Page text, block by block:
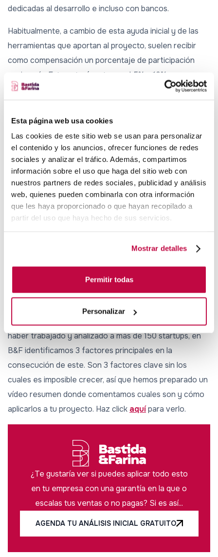
Esta página web usa cookies
Las cookies de este sitio web se usan para personalizar
el contenido y los anuncios, ofrecer funciones de redes
sociales y analizar el tráfico. Además, compartimos
información sobre el uso que haga del sitio web con
nuestros partners de redes sociales, publicidad y análisis
web, quienes pueden combinarla con otra información
que les haya proporcionado o que hayan recopilado a
partir del uso que haya hecho de sus servicios.
Mostrar detalles
Permitir todas
Personalizar
dedicadas al desarrollo e incluso con bancos.
Habitualmente, a cambio de esta ayuda inicial y de las
herramientas que aportan al proyecto, suelen recibir
como compensación un porcentaje de participación
accionaría. Este estará en torno al 5% y 10%,
dependiendo del tiempo que le hayan dedicado a la
Es decir, en ese sentido, las incubadoras de startup
obtienen beneficios cuando el proyecto al que
apoyan logra generarlos. Es por ello que se presentan
como una gran opción para las fases iniciales de un
proyecto. En ellas, desplegarán todos sus
conocimientos y herramientas con el fin de que la idea
de la startup triunfe.
Aunque las incubadoras aportan en gran manera en el
crecimiento inicial de una startup, el principal motivo del
crecimiento siempre se mantendrá en los fundadores y
haber trabajado y analizado a más de 150 startups, en
B&F identificamos 3 factores principales en la
consecución de este. Son 3 factores clave sin los
cuales es imposible crecer, así que hemos preparado un
vídeo resumen donde comentamos cuales son y cómo
aplicarlos a tu proyecto. Haz click aquípara verlo.
¿Te gustaría ver si puedes aplicar todo esto
en tu empresa con una garantía en la que o
escalas tus ventas o no pagas? Si es así...
AGENDA TU ANÁLISIS INICIAL GRATUITO